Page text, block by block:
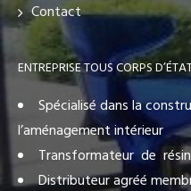
Contact
ENTREPRISE TOUS CORPS
Spécialisé dans la
l’aménagement intérieur
Transformateur de
Distributeur agréé